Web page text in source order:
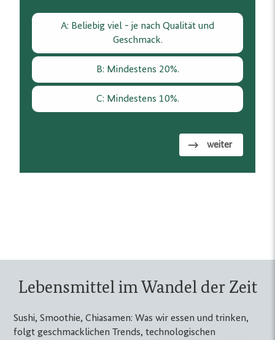
A: Beliebig viel - je nach Qualität und
Geschmack.
B: Mindestens 20%.
C: Mindestens 10%.
weiter
Lebensmittel im Wandel der Zeit
Sushi, Smoothie, Chiasamen: Was wir essen und trinken,
folgt geschmacklichen Trends, technologischen